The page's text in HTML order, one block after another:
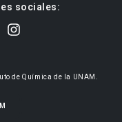
sociales:
de Química de la UNAM.